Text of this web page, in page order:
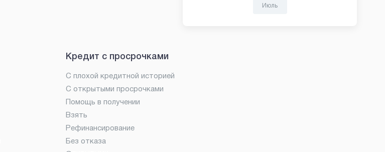
Июль
Кредит с просрочками
С плохой кредитной историей
С открытыми просрочками
Помощь в получении
Взять
Рефинансирование
Без отказа